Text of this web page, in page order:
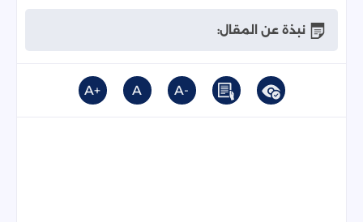
نبذة عن المقال:
-A
A
+A